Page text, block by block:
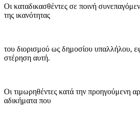
Οι καταδικασθέντες σε ποινή
της ικανότητας
του διορισμού ως δημοσίου υπαλλήλου,
στέρηση αυτή.
Οι τιμωρηθέντες κατά την προηγούμενη
αδικήματα που